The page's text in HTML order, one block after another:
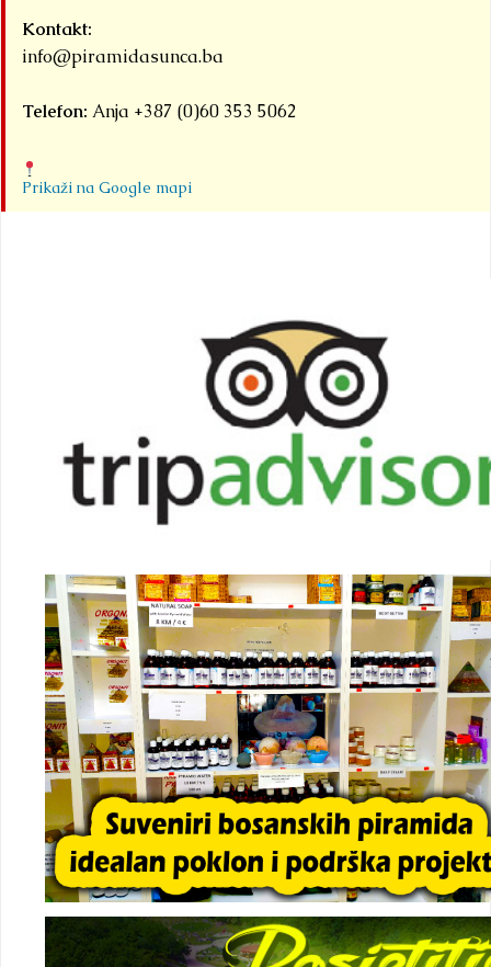
Kontakt:
info@piramidasunca.ba
Telefon: Anja +387 (0)60 353 5062
Prikaži na Google mapi